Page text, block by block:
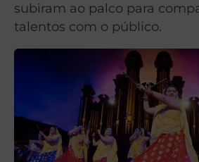
subiram ao palco para
talentos com o público.